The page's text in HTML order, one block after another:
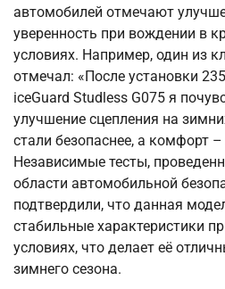
автомобилей отмечают
уверенность при вождении в
условиях. Например, один из
отмечал: «После установки
iceGuard Studless G075 я
улучшение сцепления на
стали безопаснее, а комфорт
Независимые тесты,
области автомобильной
подтвердили, что данная
стабильные характеристики
условиях, что делает её
зимнего сезона.